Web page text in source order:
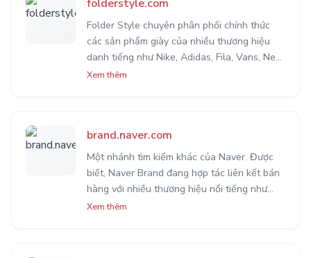
folderstyle.com
Folder Style chuyên phân phối chính thức
các sản phẩm giày của nhiều thương hiệu
danh tiếng như Nike, Adidas, Fila, Vans, New
Balance, Converse, Puma... mẫu mã được cập
Xem thêm
brand.naver.com
Một nhánh tìm kiếm khác của Naver. Được
biết, Naver Brand đang hợp tác liên kết bán
hàng với nhiều thương hiệu nổi tiếng như
brand.naver.com/etude. Bạn cũng có thể tự
Xem thêm